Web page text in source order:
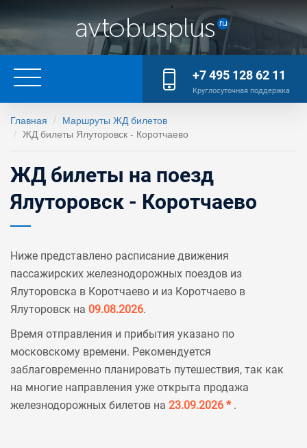
+7 495 128 62 11
Круглосуточная поддержка
Главная
Маршруты ЖД билетов
ЖД билеты Ялуторовск - Коротчаево
ЖД билеты на поезд
Ялуторовск - Коротчаево
Ниже представлено расписание движения
пассажирских железнодорожных поездов из
Ялуторовска в Коротчаево и из Коротчаево в
Ялуторовск на 09.08.2026.
Время отправления и прибытия указано по
московскому времени. Рекомендуется
заблаговременно планировать путешествия, так как
на многие направления уже открыта продажа
железнодорожных билетов на 23.09.2026 * .